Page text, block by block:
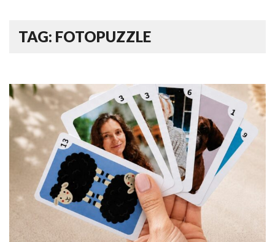
TAG: FOTOPUZZLE